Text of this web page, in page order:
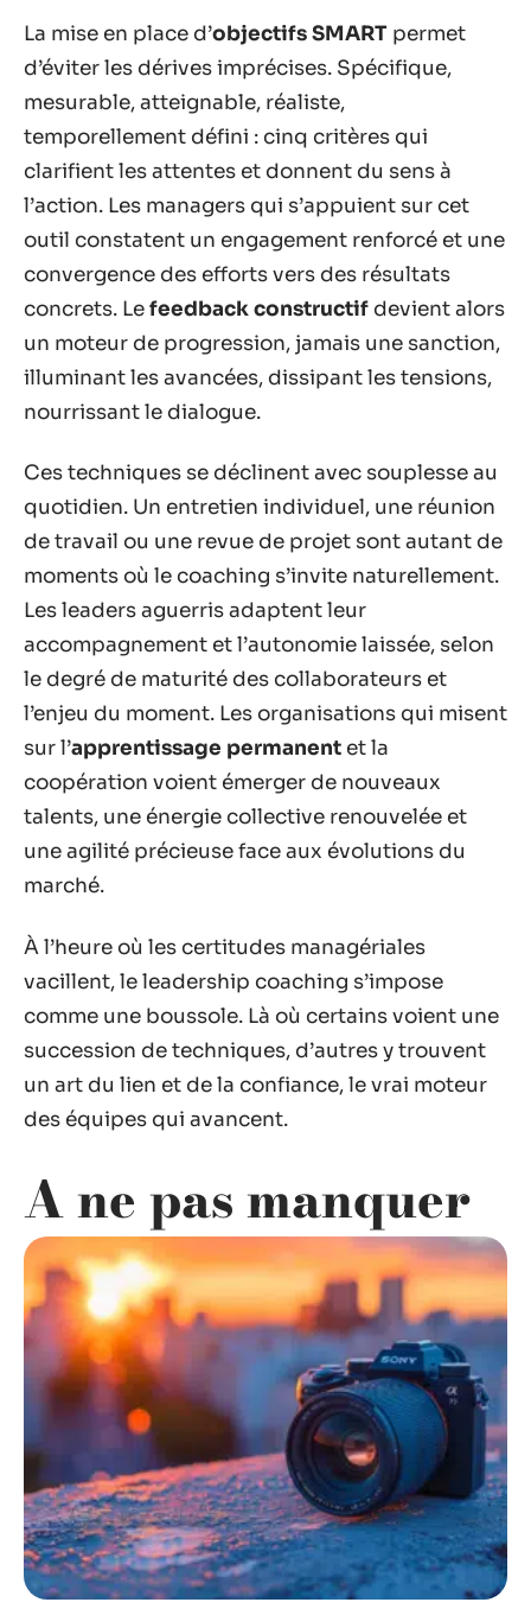
La mise en place d’objectifs SMART permet
d’éviter les dérives imprécises. Spécifique,
mesurable, atteignable, réaliste,
temporellement défini : cinq critères qui
clarifient les attentes et donnent du sens à
l’action. Les managers qui s’appuient sur cet
outil constatent un engagement renforcé et une
convergence des efforts vers des résultats
concrets. Lefeedback constructif devient alors
un moteur de progression, jamais une sanction,
illuminant les avancées, dissipant les tensions,
nourrissant le dialogue.
Ces techniques se déclinent avec souplesse au
quotidien. Un entretien individuel, une réunion
de travail ou une revue de projet sont autant de
moments où le coaching s’invite naturellement.
Les leaders aguerris adaptent leur
accompagnement et l’autonomie laissée, selon
le degré de maturité des collaborateurs et
l’enjeu du moment. Les organisations qui misent
sur l’apprentissage permanent et la
coopération voient émerger de nouveaux
talents, une énergie collective renouvelée et
une agilité précieuse face aux évolutions du
marché.
À l’heure où les certitudes managériales
vacillent, le leadership coaching s’impose
comme une boussole. Là où certains voient une
succession de techniques, d’autres y trouvent
un art du lien et de la confiance, le vrai moteur
des équipes qui avancent.
A ne pas manquer